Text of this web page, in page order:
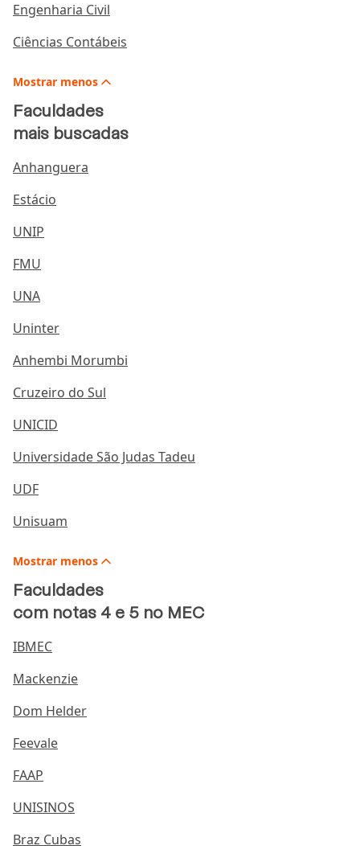
Engenharia Civil
Ciências Contábeis
Mostrar menos
Faculdades
mais buscadas
Anhanguera
Estácio
UNIP
FMU
UNA
Uninter
Anhembi Morumbi
Cruzeiro do Sul
UNICID
Universidade São Judas Tadeu
UDF
Unisuam
Mostrar menos
Faculdades
com notas 4 e 5 no MEC
IBMEC
Mackenzie
Dom Helder
Feevale
FAAP
UNISINOS
Braz Cubas